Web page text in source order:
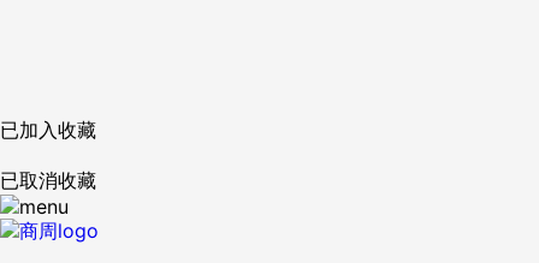
已加入收藏
已取消收藏